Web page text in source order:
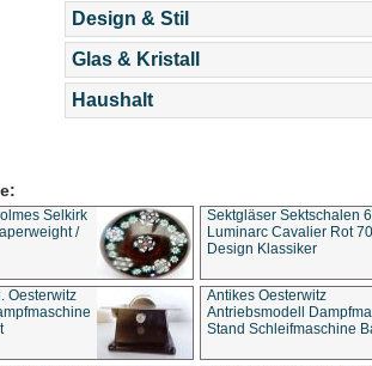
Design & Stil
Glas & Kristall
Haushalt
Selkirk
/
Sektgläser Sektschalen
Luminarc Cavalier Rot
Design Klassiker
Oesterwitz
Antikes Oesterwitz
Antriebsmodell
Stand Schleifmaschine